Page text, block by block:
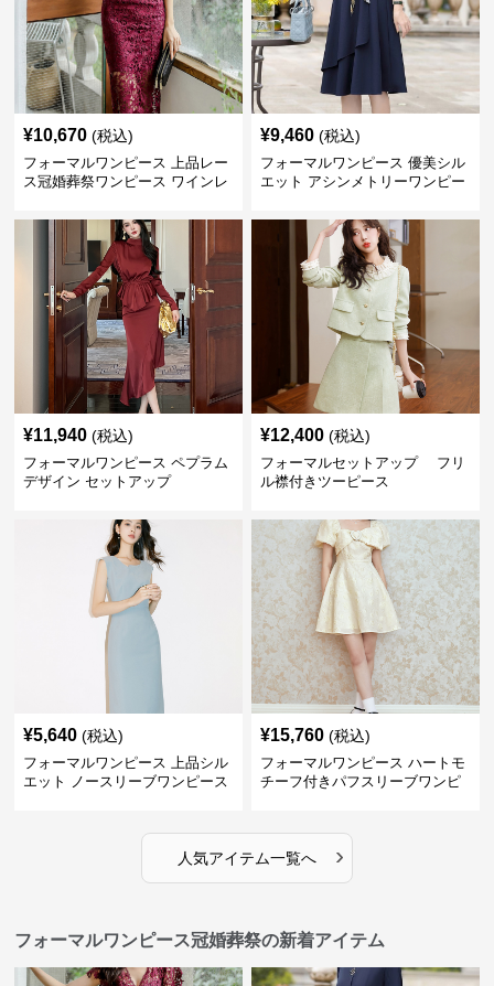
¥10,670 (税込)
フォーマルワンピース 上品レー
ス冠婚葬祭ワンピース ワインレ
¥9,460 (税込)
フォーマルワンピース 優美シル
エット アシンメトリーワンピー
¥11,940 (税込)
フォーマルワンピース ペプラム
デザイン セットアップ
¥12,400 (税込)
フォーマルセットアップ フリ
ル襟付きツーピース
¥5,640 (税込)
フォーマルワンピース 上品シル
エット ノースリーブワンピース
¥15,760 (税込)
フォーマルワンピース ハートモ
チーフ付きパフスリーブワンピ
人気アイテム一覧へ ›
フォーマルワンピース冠婚葬祭の新着アイテム